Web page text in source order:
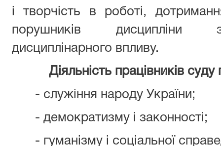
і творчість в роботі,
порушників дисципліни
дисциплінарного впливу.
Діяльність працівників
- служіння народу України;
- демократизму і законності;
- гуманізму і соціальної